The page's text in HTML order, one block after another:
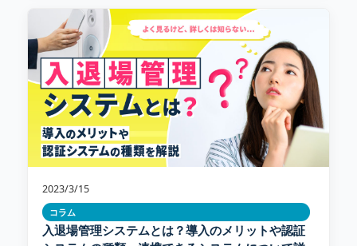
2023/3/15
コラム
入退場管理システムとは？導入のメリットや認証